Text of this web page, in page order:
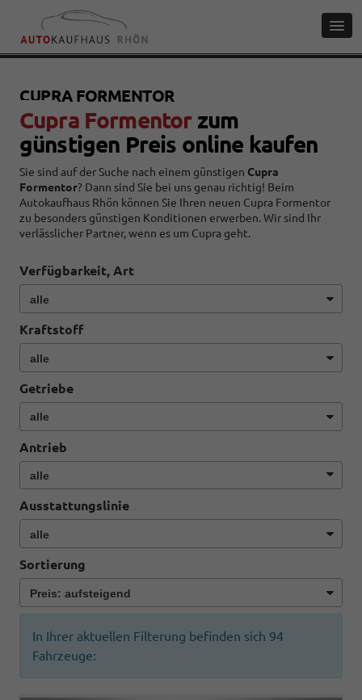
CUPRA FORMENTOR
Cupra Formentor zum
günstigen Preis online kaufen
Sie sind auf der Suche nach einem günstigen Cupra
Formentor? Dann sind Sie bei uns genau richtig! Beim
Autokaufhaus Rhön können Sie Ihren neuen Cupra Formentor
zu besonders günstigen Konditionen erwerben. Wir sind Ihr
verlässlicher Partner, wenn es um Cupra geht.
Verfügbarkeit, Art
Kraftstoff
Getriebe
Antrieb
Ausstattungslinie
Sortierung
In Ihrer aktuellen Filterung befinden sich 94
Fahrzeuge: